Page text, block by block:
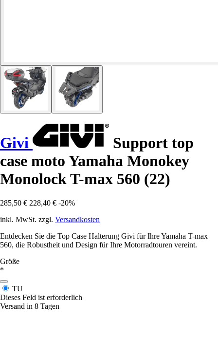
Givi
Support top
case moto Yamaha Monokey
Monolock T-max 560 (22)
285,50 € 228,40 € -20%
inkl. MwSt. zzgl. Versandkosten
Entdecken Sie die Top Case Halterung Givi für Ihre Yamaha T-max
560, die Robustheit und Design für Ihre Motorradtouren vereint.
Größe
*
TU
Dieses Feld ist erforderlich
Versand in 8 Tagen